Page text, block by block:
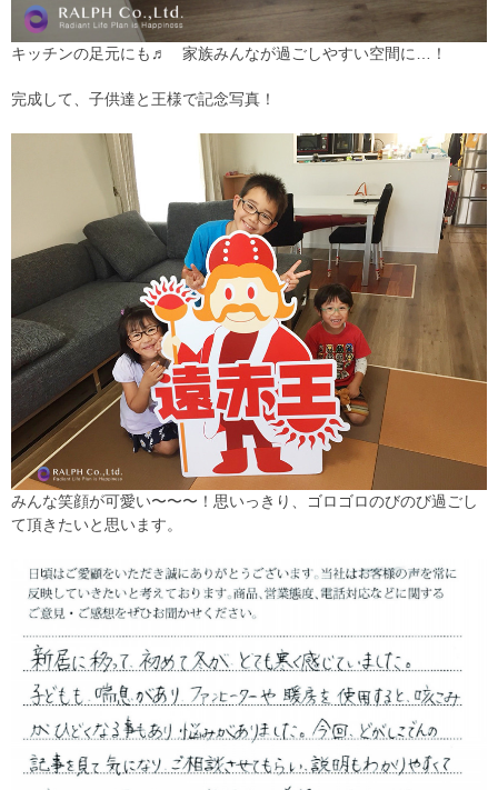
キッチンの足元にも♬ 家族みんなが過ごしやすい空間に…！
完成して、子供達と王様で記念写真！
みんな笑顔が可愛い〜〜〜！思いっきり、ゴロゴロのびのび過ごし
て頂きたいと思います。